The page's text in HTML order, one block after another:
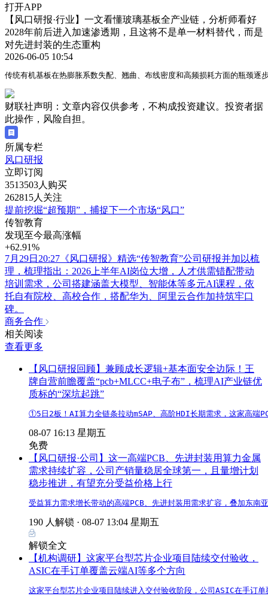
打开APP
【风口研报·行业】一文看懂玻璃基板全产业链，分析师看好
2028年前后进入加速渗透期，且这将不是单一材料替代，而是
对先进封装的生态重构
2026-06-05 10:54
传统有机基板在热膨胀系数失配、翘曲、布线密度和高频损耗方面的瓶颈
财联社声明：文章内容仅供参考，不构成投资建议。投资者据
此操作，风险自担。
所属专栏
风口研报
立即订阅
3513503人购买
262815人关注
提前挖掘“超预期”，捕捉下一个市场“风口”
传智教育
发现至今最高涨幅
+62.91%
7月29日20:27《风口研报》精选“传智教育”公司研报并加以梳
理，梳理指出：2026上半年AI岗位大增，人才供需错配带动
培训需求，公司搭建涵盖大模型、智能体等多元AI课程，依
托自有院校、高校合作，搭配华为、阿里云合作加持筑牢口
碑。
商务合作
相关阅读
查看更多
【风口研报回顾】兼顾成长逻辑+基本面安全边际！王
牌自营前瞻覆盖“pcb+MLCC+电子布”，梳理AI产业链优
质标的“深坑起跳”
①5日2板！AI算力全链条拉动mSAP、高阶HDI长期需求，这家高端
08-07 16:13 星期五
免费
【风口研报·公司】这一高端PCB、先进封装用算力金属
需求持续扩容，公司产销量稳居全球第一，且量增计划
稳步推进，有望充分受益价格上行
受益算力需求增长带动的高端PCB、先进封装用需求扩容，叠加东
190 人解锁 · 08-07 13:04 星期五
解锁全文
【机构调研】这家平台型芯片企业项目陆续交付验收，
ASIC在手订单覆盖云端AI等多个方向
这家平台型芯片企业项目陆续进入交付验收阶段，公司ASIC在手订